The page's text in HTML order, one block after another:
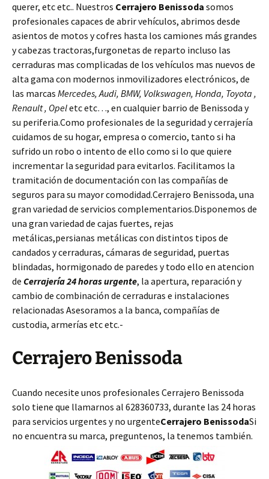
querer, etc etc.. Nuestros Cerrajero Benissoda somos
profesionales capaces de abrir vehículos, abrimos desde
asientos de motos y cofres hasta los camiones más grandes
y cabezas tractoras,furgonetas de reparto incluso las
cerraduras mas complicadas de los vehículos mas nuevos de
alta gama con modernos inmovilizadores electrónicos, de
las marcas Mercedes, Audi, BMW, Volkswagen, Honda, Toyota ,
Renault , Opeletc etc…, en cualquier barrio de Benissoda y
su periferia.Como profesionales de la seguridad y cerrajería
cuidamos de su hogar, empresa o comercio, tanto si ha
sufrido un robo o intento de ello como si lo que quiere
incrementar la seguridad para evitarlos. Facilitamos la
tramitación de documentación con las compañías de
seguros para su mayor comodidad.Cerrajero Benissoda, una
gran variedad de servicios complementarios.Disponemos de
una gran variedad de cajas fuertes, rejas
metálicas,persianas metálicas con distintos tipos de
candados y cerraduras, cámaras de seguridad, puertas
blindadas, hormigonado de paredes y todo ello en atencion
de Cerrajería 24 horas urgente, la apertura, reparación y
cambio de combinación de cerraduras e instalaciones
relacionadas Asesoramos a la banca, compañías de
custodia, armerías etc etc.-
Cerrajero Benissoda
Cuando necesite unos profesionales Cerrajero Benissoda
solo tiene que llamarnos al 628360733, durante las 24 horas
para servicios urgentes y no urgenteCerrajero BenissodaSi
no encuentra su marca, preguntenos, la tenemos también.